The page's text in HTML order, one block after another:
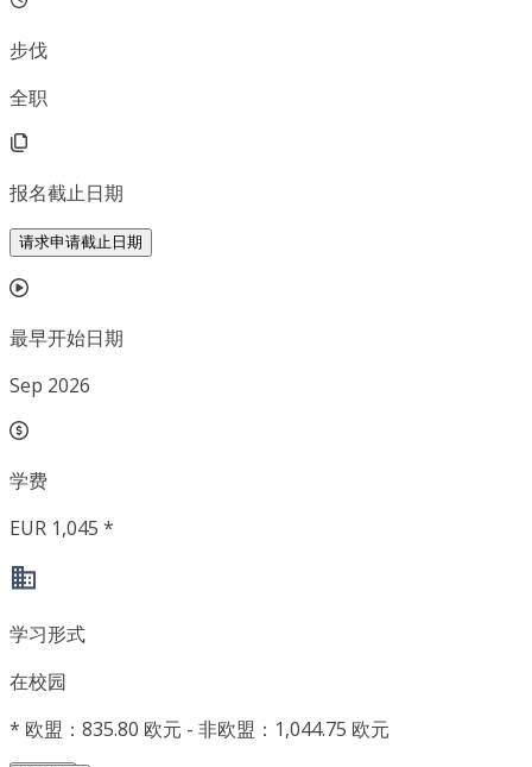
步伐
全职
报名截止日期
请求申请截止日期
最早开始日期
Sep 2026
学费
EUR 1,045 *
学习形式
在校园
* 欧盟：835.80 欧元 - 非欧盟：1,044.75 欧元